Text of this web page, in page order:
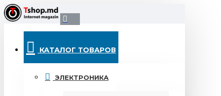
КАТАЛОГ ТОВАРОВ
ЭЛЕКТРОНИКА